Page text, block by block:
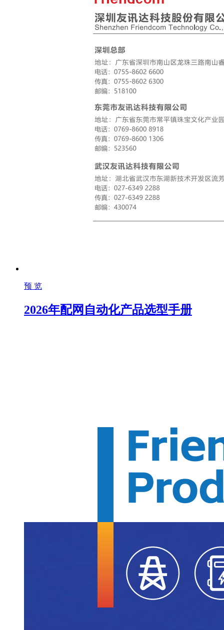
预 览
2026年配网自动化产品选型手册